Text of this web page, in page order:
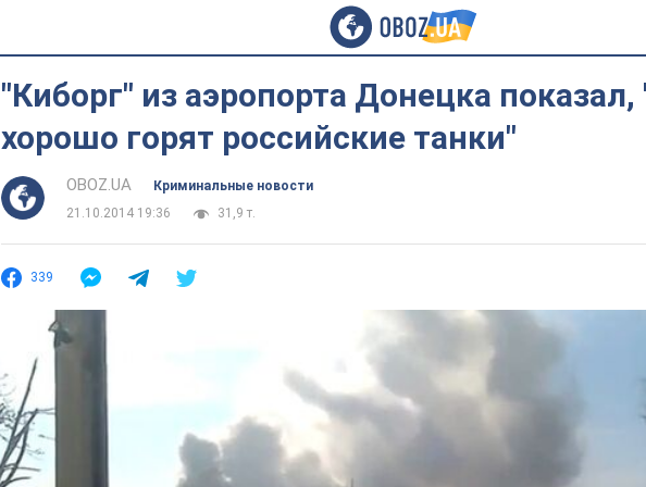
"Киборг" из аэропорта Донецка показал,
хорошо горят российские танки"
OBOZ.UA
Криминальные новости
21.10.2014 19:36
31,9 т.
339